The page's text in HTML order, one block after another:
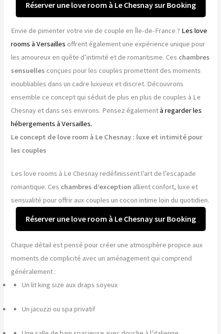
Réserver une love room à Le Chesnay sur Booking
Envie de pimenter votre vie de couple en Île-de-France ? Les love
rooms à Versailles offrent également une expérience unique pour
les amoureux en quête d’intimité et de romantisme. Ces chambres
sensuelles conçues pour les couples promettent des moments
inoubliables dans un cadre luxueux et discret. Découvrons
ensemble ce concept qui séduit de plus en plus de couples à Le
Chesnay et dans ses environs. Pensez égalementà regarder les
hébergements à Versailles.
Le concept de love room à Le Chesnay : luxe et intimité pour
les couples
Les love rooms à Le Chesnay redéfinissent l’art de l’escapade
romantique. Ces chambres d’exception allient confort, luxe et
sensualité pour offrir aux couples un cocon intime loin du quotidien.
Réserver une love room à Le Chesnay sur Booking
Chaque détail est pensé pour créer une atmosphère propice aux
moments de complicité avec un aménagement qui comprend
généralement :
Un lit king size aux draps soyeux
Un jacuzzi ou spa privatif